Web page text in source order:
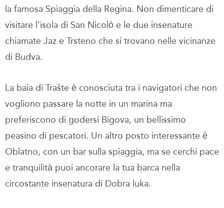
la famosa Spiaggia della Regina. Non dimenticare di
visitare l'isola di San Nicolò e le due insenature
chiamate Jaz e Trsteno che si trovano nelle vicinanze
di Budva.
La baia di Trašte è conosciuta tra i navigatori che non
vogliono passare la notte in un marina ma
preferiscono di godersi Bigova, un bellissimo
peasino di pescatori. Un altro posto interessante è
Oblatno, con un bar sulla spiaggia, ma se cerchi pace
e tranquilità puoi ancorare la tua barca nella
circostante insenatura di Dobra luka.